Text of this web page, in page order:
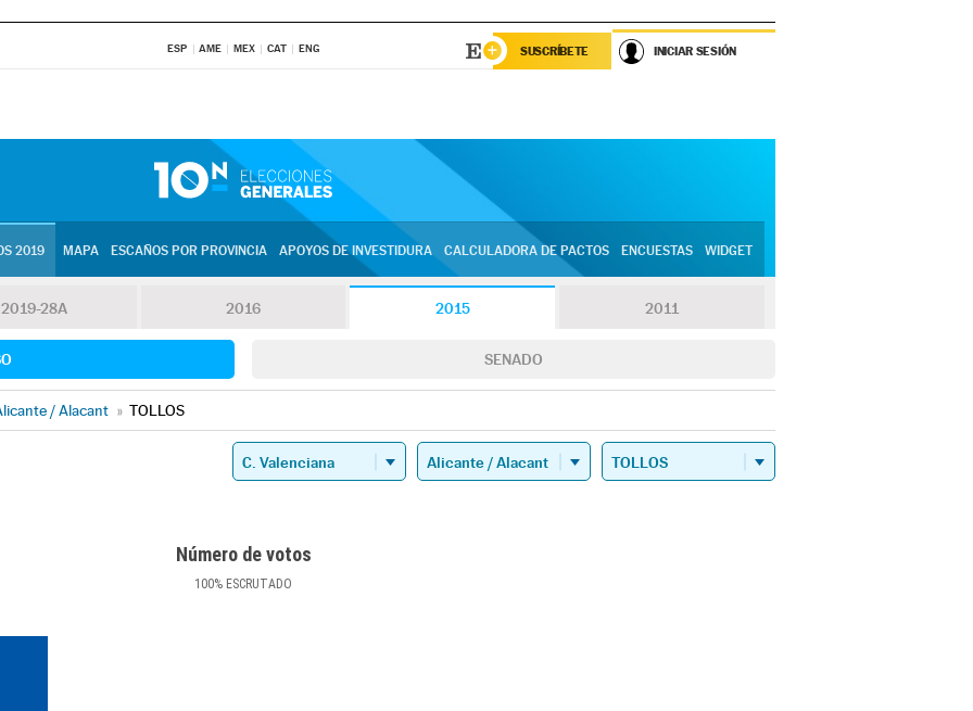
ESP AME MEX CAT ENG SUSCRÍBETE INICIAR SESIÓN
2019 MAPA ESCAÑOS POR PROVINCIA APOYOS DE INVESTIDURA CALCULADORA DE PACTOS ENCUESTAS WIDGET
2019-28A 2016 2015 2011
SENADO
/ Alacant » TOLLOS
Número de votos
100% ESCRUTADO